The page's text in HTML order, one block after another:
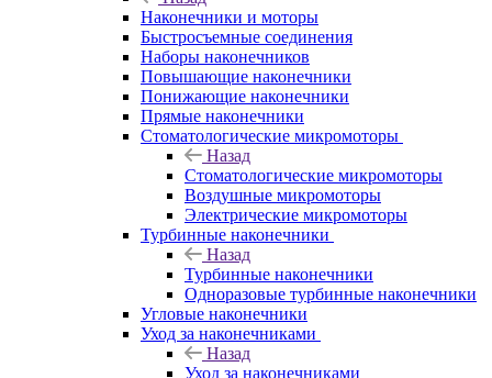
Наконечники и моторы
Быстросъемные соединения
Наборы наконечников
Повышающие наконечники
Понижающие наконечники
Прямые наконечники
Стоматологические микромоторы
Назад
Стоматологические микромоторы
Воздушные микромоторы
Электрические микромоторы
Турбинные наконечники
Назад
Турбинные наконечники
Одноразовые турбинные наконечники
Угловые наконечники
Уход за наконечниками
Назад
Уход за наконечниками